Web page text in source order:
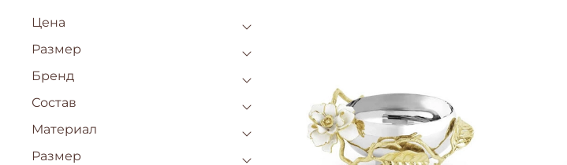
Цена
Размер
Бренд
Состав
Материал
Размер